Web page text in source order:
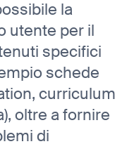
la
utente per il
specifici
schede
curriculum
oltre a fornire
di